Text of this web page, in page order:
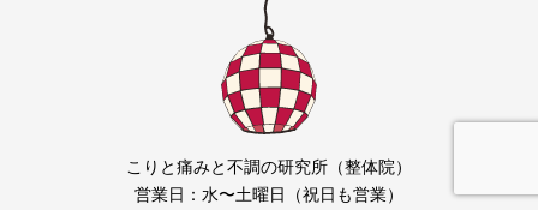
こりと痛みと不調の研究所（整体院）
営業日：水〜土曜日（祝日も営業）